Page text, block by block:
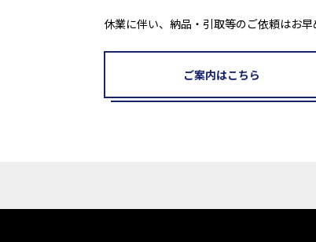
休業に伴い、納品・引取等のご依頼はお
ご案内はこちら